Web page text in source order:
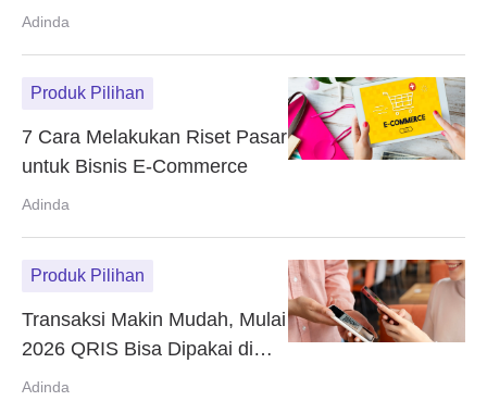
Season
Adinda
Produk Pilihan
7 Cara Melakukan Riset Pasar
untuk Bisnis E-Commerce
Adinda
Produk Pilihan
Transaksi Makin Mudah, Mulai
2026 QRIS Bisa Dipakai di
China dan Korea Selatan
Adinda